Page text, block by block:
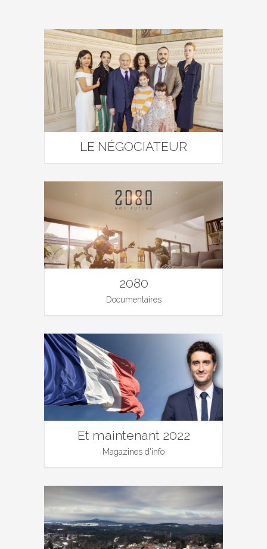
LE NÉGOCIATEUR
2080
Documentaires
Et maintenant 2022
Magazines d'info